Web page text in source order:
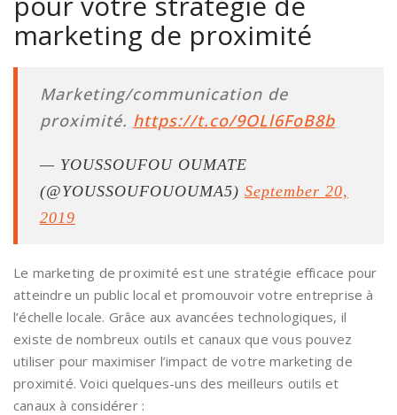
marketing de proximité
Marketing/communication de
proximité. https://t.co/9OLl6FoB8b
— YOUSSOUFOU OUMATE
(@YOUSSOUFOUOUMA5) September 20,
2019
Le marketing de proximité est une stratégie efficace pour
atteindre un public local et promouvoir votre entreprise à
l’échelle locale. Grâce aux avancées technologiques, il
existe de nombreux outils et canaux que vous pouvez
utiliser pour maximiser l’impact de votre marketing de
proximité. Voici quelques-uns des meilleurs outils et
canaux à considérer :